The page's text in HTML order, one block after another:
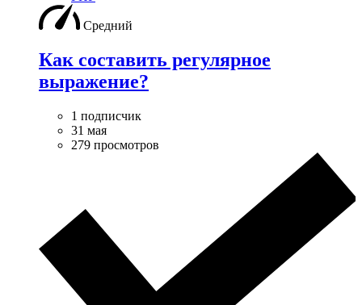
Средний
Как составить регулярное
выражение?
1 подписчик
31 мая
279 просмотров